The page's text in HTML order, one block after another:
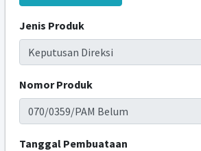
Jenis Produk
Nomor Produk
Tanggal Pembuataan